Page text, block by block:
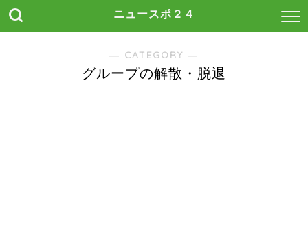
ニュースポ２４
― CATEGORY ―
グループの解散・脱退